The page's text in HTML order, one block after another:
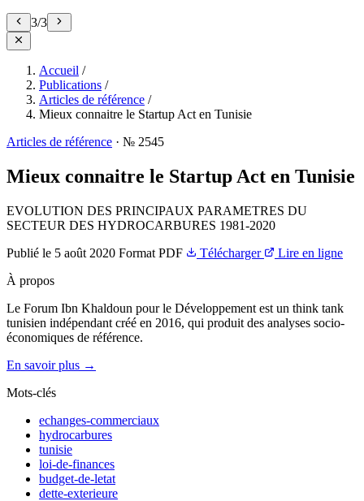
3/3
Accueil /
Publications /
Articles de référence /
Mieux connaitre le Startup Act en Tunisie
Articles de référence · № 2545
Mieux connaitre le Startup Act en Tunisie
EVOLUTION DES PRINCIPAUX PARAMETRES DU
SECTEUR DES HYDROCARBURES 1981-2020
Publié le 5 août 2020 Format PDF Télécharger
Lire en ligne
À propos
Le Forum Ibn Khaldoun pour le Développement est un think tank
tunisien indépendant créé en 2016, qui produit des analyses socio-
économiques de référence.
En savoir plus →
Mots-clés
echanges-commerciaux
hydrocarbures
tunisie
loi-de-finances
budget-de-letat
dette-exterieure